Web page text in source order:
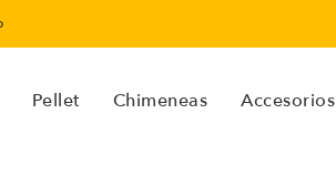
Pellet Chimeneas Accesorios